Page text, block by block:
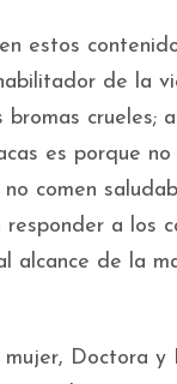
estos
de la
bromas crueles;
es porque
co­men
a los
alcance de la
Doctora y